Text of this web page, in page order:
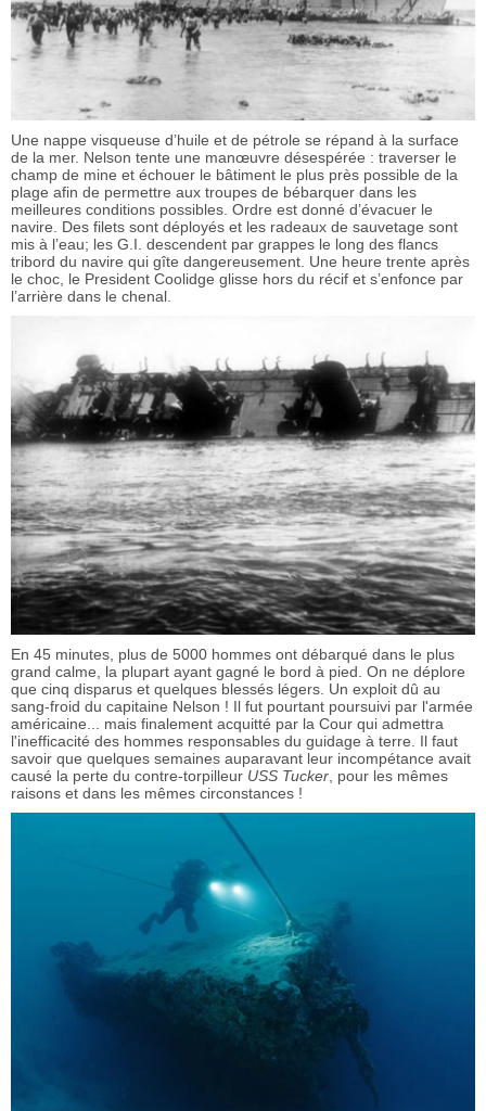
Une nappe visqueuse d’huile et de pétrole se répand à la surface
de la mer. Nelson tente une manœuvre désespérée : traverser le
champ de mine et échouer le bâtiment le plus près possible de la
plage afin de permettre aux troupes de bébarquer dans les
meilleures conditions possibles. Ordre est donné d’évacuer le
navire. Des filets sont déployés et les radeaux de sauvetage sont
mis à l’eau; les G.I. descendent par grappes le long des flancs
tribord du navire qui gîte dangereusement. Une heure trente après
le choc, le President Coolidge glisse hors du récif et s’enfonce par
l’arrière dans le chenal.
En 45 minutes, plus de 5000 hommes ont débarqué dans le plus
grand calme, la plupart ayant gagné le bord à pied. On ne déplore
que cinq disparus et quelques blessés légers. Un exploit dû au
sang-froid du capitaine Nelson ! Il fut pourtant poursuivi par l'armée
américaine... mais finalement acquitté par la Cour qui admettra
l'inefficacité des hommes responsables du guidage à terre. Il faut
savoir que quelques semaines auparavant leur incompétance avait
causé la perte du contre-torpilleur USS Tucker , pour les mêmes
raisons et dans les mêmes circonstances !